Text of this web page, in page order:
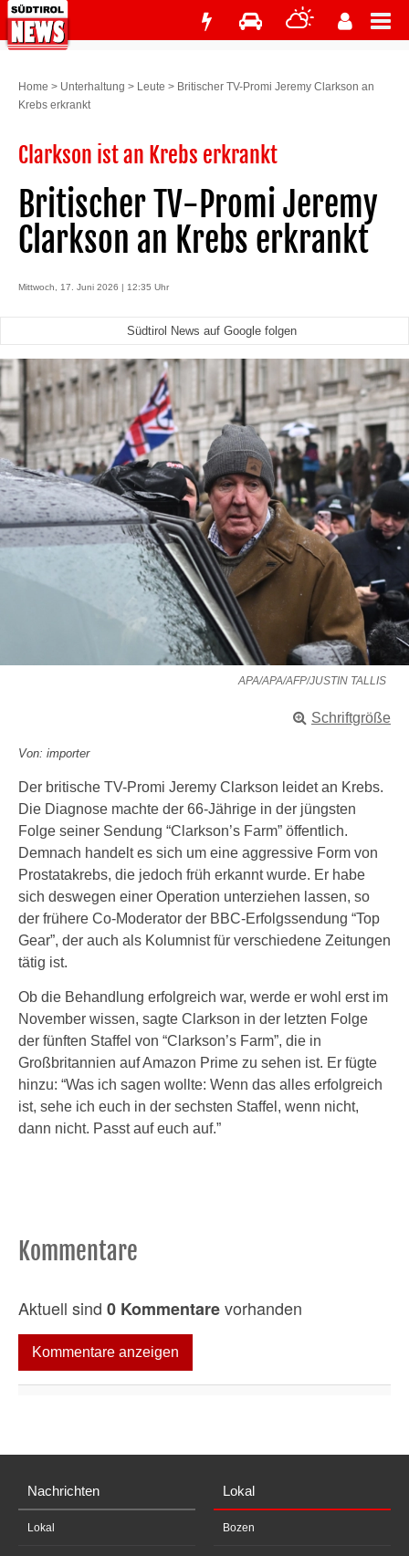
Home > Unterhaltung > Leute > Britischer TV-Promi Jeremy Clarkson an
Krebs erkrankt
Clarkson ist an Krebs erkrankt
Britischer TV-Promi Jeremy
Clarkson an Krebs erkrankt
Mittwoch, 17. Juni 2026 | 12:35 Uhr
Südtirol News auf Google folgen
APA/APA/AFP/JUSTIN TALLIS
Schriftgröße
Von: importer
Der britische TV-Promi Jeremy Clarkson leidet an Krebs.
Die Diagnose machte der 66-Jährige in der jüngsten
Folge seiner Sendung “Clarkson’s Farm” öffentlich.
Demnach handelt es sich um eine aggressive Form von
Prostatakrebs, die jedoch früh erkannt wurde. Er habe
sich deswegen einer Operation unterziehen lassen, so
der frühere Co-Moderator der BBC-Erfolgssendung “Top
Gear”, der auch als Kolumnist für verschiedene Zeitungen
tätig ist.
Ob die Behandlung erfolgreich war, werde er wohl erst im
November wissen, sagte Clarkson in der letzten Folge
der fünften Staffel von “Clarkson’s Farm”, die in
Großbritannien auf Amazon Prime zu sehen ist. Er fügte
hinzu: “Was ich sagen wollte: Wenn das alles erfolgreich
ist, sehe ich euch in der sechsten Staffel, wenn nicht,
dann nicht. Passt auf euch auf.”
Kommentare
Aktuell sind 0 Kommentarevorhanden
Kommentare anzeigen
Nachrichten
Lokal
Lokal
Bozen